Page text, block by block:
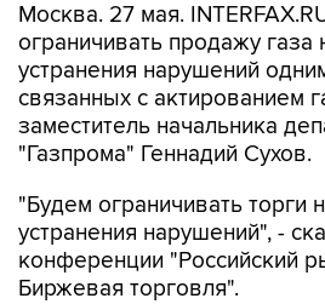
Москва. 27 мая.
ограничивать продажу
устранения нарушений
связанных с актированием
заместитель начальника
"Газпрома" Геннадий Сухов.
"Будем ограничивать
устранения нарушений", -
конференции "Российский
Биржевая торговля".